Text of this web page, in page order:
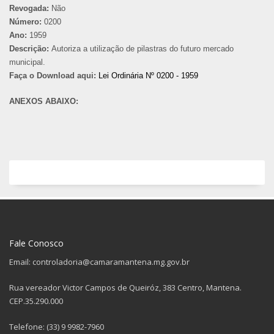
Revogada: Não
Número: 0200
Ano: 1959
Descrição: Autoriza a utilização de pilastras do futuro mercado
municipal.
Faça o Download aqui: Lei Ordinária Nº 0200 - 1959
ANEXOS ABAIXO:
Fale Conosco
Email: controladoria@camaramantena.mg.gov.br
Rua vereador Victor Campos de Queiróz, 383 Centro, Mantena.
CEP.35.290.000
Telefone: (33) 9 9982-7960